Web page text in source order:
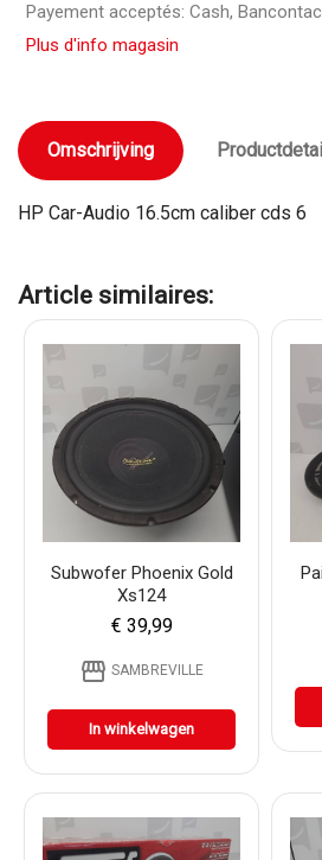
Payement acceptés: Cash,
Plus d'info magasin
Omschrijving
HP Car-Audio 16.5cm caliber cds 6
Article similaires:
Subwofer Phoenix Gold
Xs124
€ 39,99
storefront SAMBREVILLE
In winkelwagen